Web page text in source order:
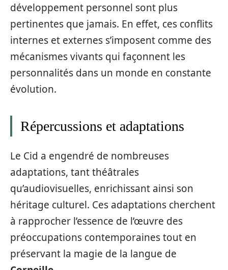
développement personnel sont plus
pertinentes que jamais. En effet, ces conflits
internes et externes s’imposent comme des
mécanismes vivants qui façonnent les
personnalités dans un monde en constante
évolution.
Répercussions et adaptations
Le Cid a engendré de nombreuses
adaptations, tant théâtrales
qu’audiovisuelles, enrichissant ainsi son
héritage culturel. Ces adaptations cherchent
à rapprocher l’essence de l’œuvre des
préoccupations contemporaines tout en
préservant la magie de la langue de